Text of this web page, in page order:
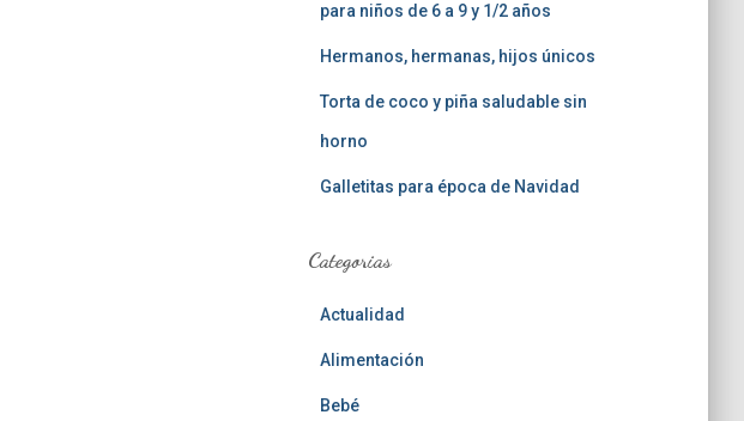
para niños de 6 a 9 y 1/2 años
Hermanos, hermanas, hijos únicos
Torta de coco y piña saludable sin
horno
Galletitas para época de Navidad
Categorias
Actualidad
Alimentación
Bebé